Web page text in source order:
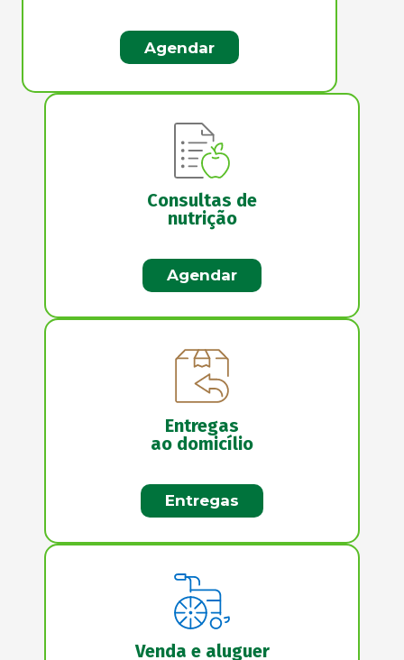
Agendar
Consultas de
nutrição
Agendar
Entregas
ao domicílio
Entregas
Venda e aluguer